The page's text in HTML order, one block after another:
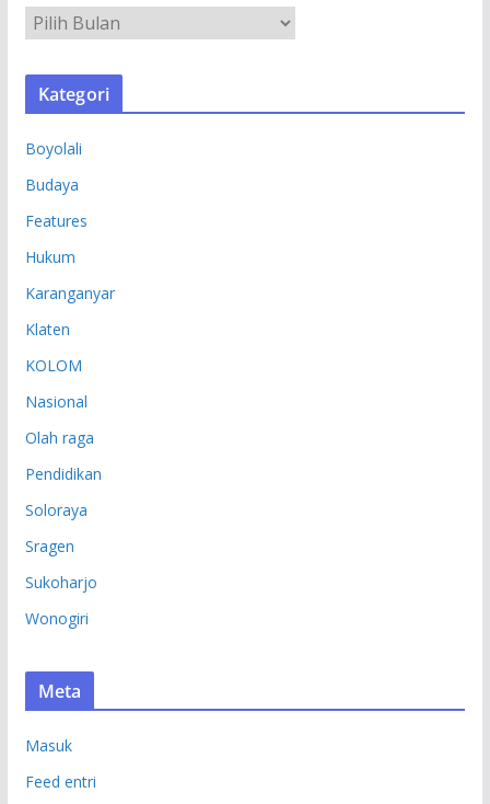
R
S
Kategori
Boyolali
Budaya
Features
Hukum
Karanganyar
Klaten
KOLOM
Nasional
Olah raga
Pendidikan
Soloraya
Sragen
Sukoharjo
Wonogiri
Meta
Masuk
Feed entri